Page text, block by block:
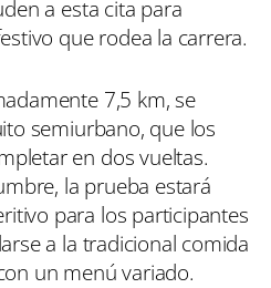
a esta cita para
que rodea la carrera.
7,5 km, se
semiurbano, que los
en dos vueltas.
la prueba estará
para los participantes
a la tradicional comida
un menú variado.